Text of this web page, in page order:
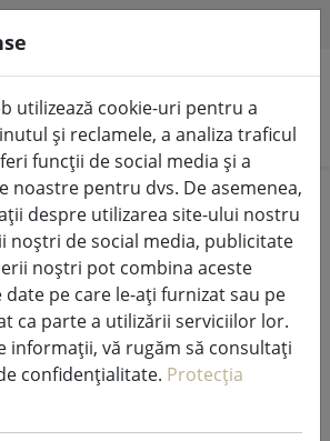
lenjerie de pat
/ 60x63cm gri
utilizează cookie-uri pentru a
și reclamele, a analiza traficul
funcții de social media și a
noastre pentru dvs. De asemenea,
despre utilizarea site-ului nostru
noștri de social media, publicitate
noștri pot combina aceste
pe care le-ați furnizat sau pe
ca parte a utilizării serviciilor lor.
informații, vă rugăm să consultați
confidențialitate. Protecția